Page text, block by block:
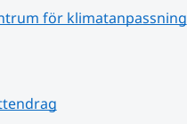
för klimatanpassning